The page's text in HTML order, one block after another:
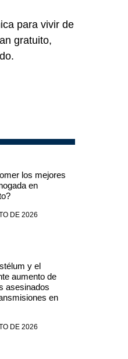
para vivir de
gratuito,
los mejores
en
DE 2026
y el
aumento de
asesinados
en
DE 2026